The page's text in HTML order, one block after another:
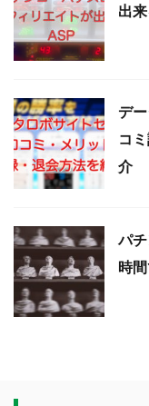
出
デ
コ
介
パ
時